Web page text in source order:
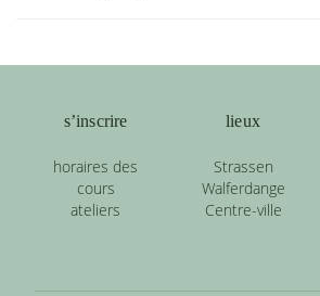
s’inscrire
horaires des
cours
ateliers
lieux
Strassen
Walferdange
Centre-ville